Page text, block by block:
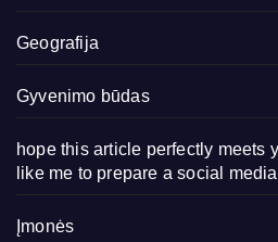
Geografija
Gyvenimo būdas
hope this article perfectly meets
like me to prepare a social
Įmonės